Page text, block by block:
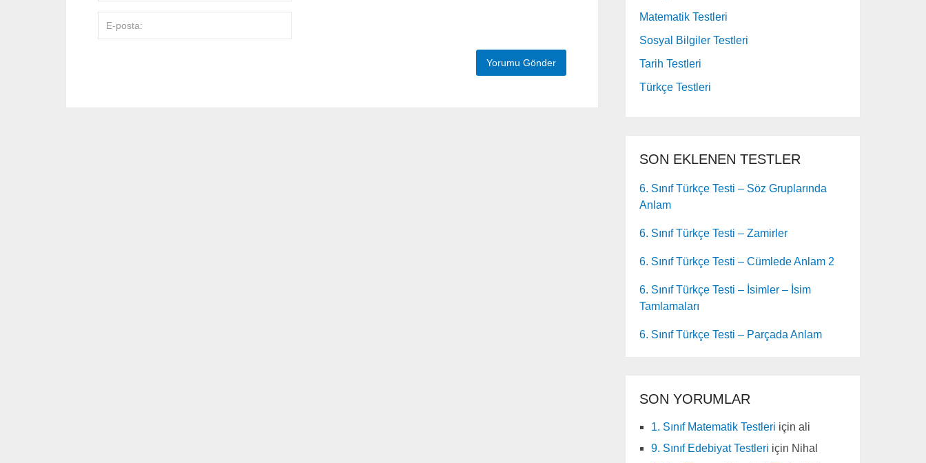
Matematik Testleri
Sosyal Bilgiler Testleri
Tarih Testleri
Türkçe Testleri
SON EKLENEN TESTLER
6. Sınıf Türkçe Testi – Söz Gruplarında
Anlam
6. Sınıf Türkçe Testi – Zamirler
6. Sınıf Türkçe Testi – Cümlede Anlam 2
6. Sınıf Türkçe Testi – İsimler – İsim
Tamlamaları
6. Sınıf Türkçe Testi – Parçada Anlam
SON YORUMLAR
1. Sınıf Matematik Testleri içinali
9. Sınıf Edebiyat Testleri için Nihal